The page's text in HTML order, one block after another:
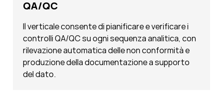
QA/QC
Il verticale consente di pianificare e verificare i
controlli QA/QC su ogni sequenza analitica, con
rilevazione automatica delle non conformità e
produzione della documentazione a supporto
del dato.